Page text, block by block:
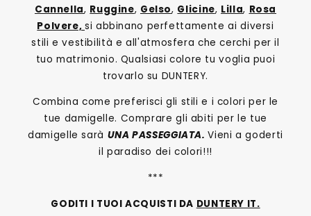
Cannella, Ruggine, Gelso, Glicine, Lilla, Rosa
Polvere, si abbinano perfettamente ai diversi
stili e vestibilità e all'atmosfera che cerchi per il
tuo matrimonio. Qualsiasi colore tu voglia puoi
trovarlo su DUNTERY.
Combina come preferisci gli stili e i colori per le
tue damigelle. Comprare gli abiti per le tue
damigelle sarà UNA PASSEGGIATA.Vieni a goderti
il paradiso dei colori!!!
***
GODITI I TUOI ACQUISTI DA DUNTERY IT.